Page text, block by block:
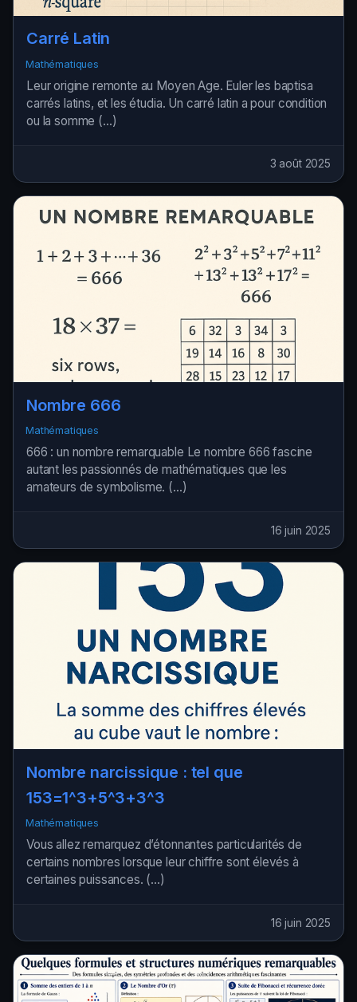
Carré Latin
Mathématiques
Leur origine remonte au Moyen Age. Euler les baptisa
carrés latins, et les étudia. Un carré latin a pour condition
ou la somme (…)
3 août 2025
Nombre 666
Mathématiques
666 : un nombre remarquable Le nombre 666 fascine
autant les passionnés de mathématiques que les
amateurs de symbolisme. (…)
16 juin 2025
Nombre narcissique : tel que
153=1^3+5^3+3^3
Mathématiques
Vous allez remarquez d’étonnantes particularités de
certains nombres lorsque leur chiffre sont élevés à
certaines puissances. (…)
16 juin 2025